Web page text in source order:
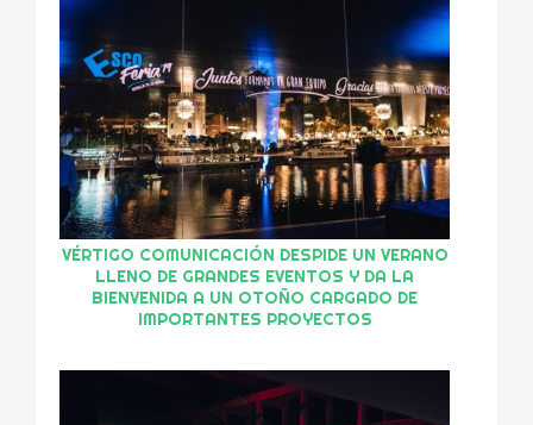
VÉRTIGO COMUNICACIÓN DESPIDE UN VERANO
LLENO DE GRANDES EVENTOS Y DA LA
BIENVENIDA A UN OTOÑO CARGADO DE
IMPORTANTES PROYECTOS